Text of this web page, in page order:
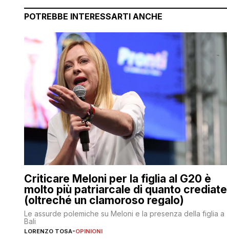
POTREBBE INTERESSARTI ANCHE
Criticare Meloni per la figlia al G20 è
molto più patriarcale di quanto crediate
(oltreché un clamoroso regalo)
Le assurde polemiche su Meloni e la presenza della figlia a
Bali
LORENZO TOSA-OPINIONI